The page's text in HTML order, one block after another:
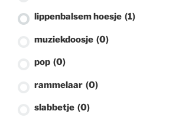
lippenbalsem hoesje (1)
muziekdoosje (0)
pop (0)
rammelaar (0)
slabbetje (0)